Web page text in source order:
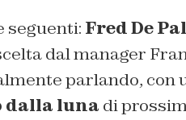
seguenti: Fred De
dal manager
parlando, con
dalla luna di